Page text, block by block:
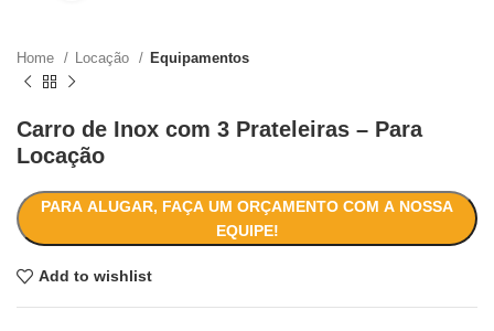
Home Locação Equipamentos
Carro de Inox com 3 Prateleiras – Para
Locação
PARA ALUGAR, FAÇA UM ORÇAMENTO COM A NOSSA
EQUIPE!
Add to wishlist